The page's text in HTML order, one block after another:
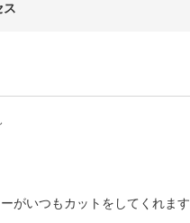
ス
がいつもカットをしてくれます